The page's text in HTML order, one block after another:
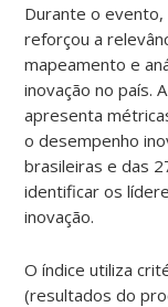
Durante o
reforçou a
mapeamento e
inovação no país.
apresenta
o desempenho
brasileiras e das
identificar os
inovação.
O índice utiliza
(resultados do